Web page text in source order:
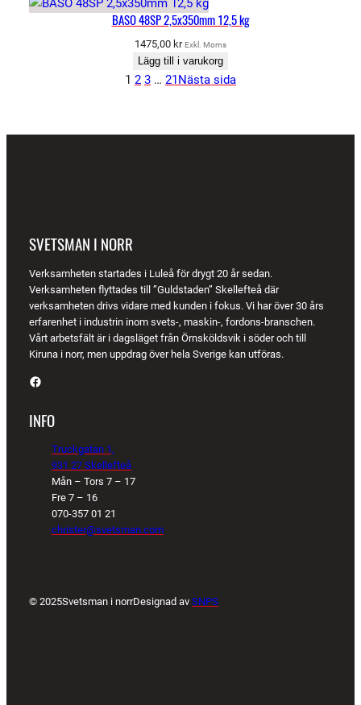
BASO 48SP 2,5x350mm 12,5 kg
1475,00 kr Exkl. Moms
Lägg till i varukorg
1 2 3 … 21Nästa sida
SVETSMAN I NORR
Verksamheten startades i Luleå för drygt 20 år sedan.
Verksamheten flyttades till ”Guldstaden” Skellefteå där
verksamheten drivs vidare med kunden i fokus. Vi har över 30 års
erfarenhet i industrin inom svets-, maskin-, fordons-branschen.
Vårt arbetsfält är i dagsläget från Örnsköldsvik i söder och till
Kiruna i norr, men uppdrag över hela Sverige kan utföras.
Facebook
INFO
Truckgatan 1,
931 27 Skellefteå
Mån – Tors 7 – 17
Fre 7 – 16
070-357 01 21
christer@svetsman.com
© 2025Svetsman i norrDesignad av SNPS